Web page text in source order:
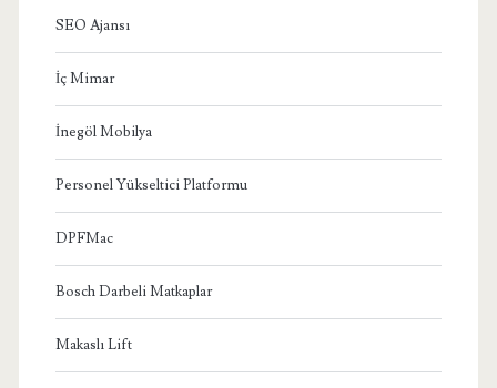
SEO Ajansı
İç Mimar
İnegöl Mobilya
Personel Yükseltici Platformu
DPFMac
Bosch Darbeli Matkaplar
Makaslı Lift